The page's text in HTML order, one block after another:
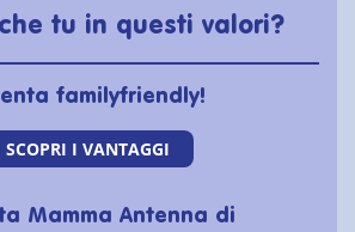
tu in questi valori?
familyfriendly!
SCOPRI I VANTAGGI
Mamma Antenna di